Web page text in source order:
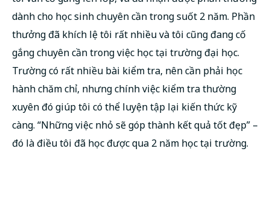
dành cho học sinh chuyên cần trong suốt 2 năm. Phần
thưởng đã khích lệ tôi rất nhiều và tôi cũng đang cố
gắng chuyên cần trong việc học tại trường đại học.
Trường có rất nhiều bài kiểm tra, nên cần phải học
hành chăm chỉ, nhưng chính việc kiểm tra thường
xuyên đó giúp tôi có thể luyện tập lại kiến thức kỹ
càng. “Những việc nhỏ sẽ góp thành kết quả tốt đẹp” –
đó là điều tôi đã học được qua 2 năm học tại trường.